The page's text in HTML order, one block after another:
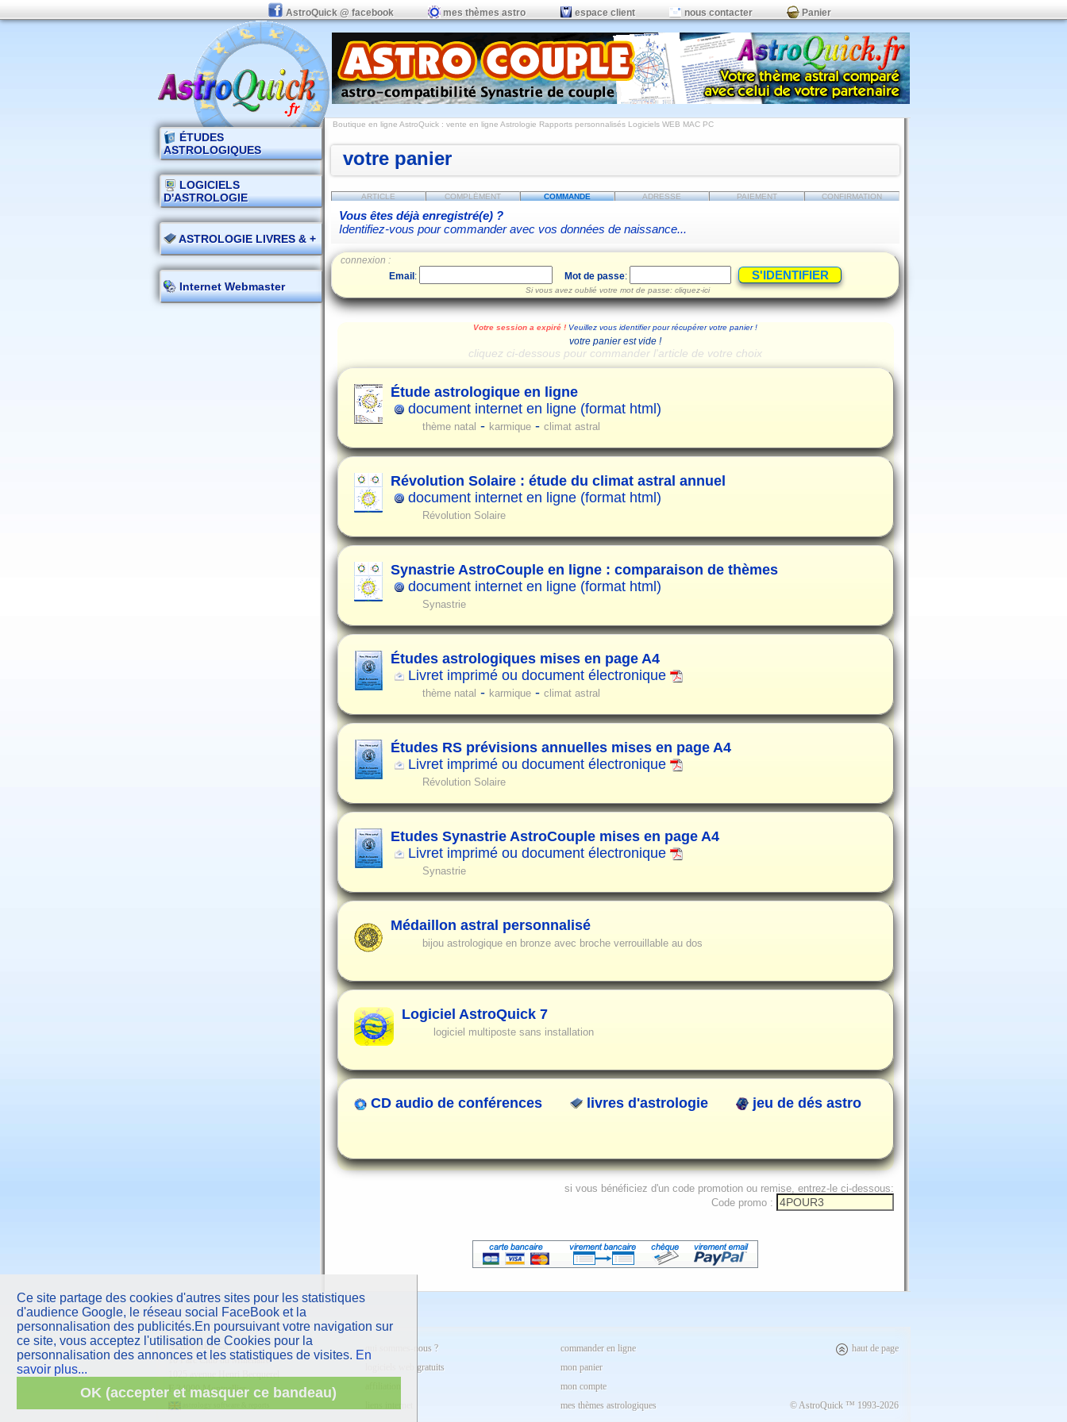
Ce site partage des cookies d'autres sites pour les statistiques
d'audience Google, le réseau social FaceBook et la
personnalisation des publicités.En poursuivant votre navigation sur
ce site, vous acceptez l'utilisation de Cookies pour la
personnalisation des annonces et les statistiques de visites. En
savoir plus...
OK (accepter et masquer ce bandeau)
AstroQuick @ facebook mes thèmes astro espace client nous contacter Panier
ÉTUDES
ASTROLOGIQUES
LOGICIELS
D'ASTROLOGIE
ASTROLOGIE LIVRES & +
Internet Webmaster
Boutique en ligne AstroQuick : vente en ligne Astrologie Rapports personnalisés Logiciels WEB MAC PC
votre panier
ARTICLE COMPLÉMENT COMMANDE ADRESSE PAIEMENT CONFIRMATION
Vous êtes déjà enregistré(e) ?
Identifiez-vous pour commander avec vos données de naissance...
connexion :
Email : Mot de passe:
Si vous avez oublié votre mot de passe: cliquez-ici
Votre session a expiré ! Veuillez vous identifier pour récupérer votre panier !
votre panier est vide !
cliquez ci-dessous pour commander l'article de votre choix
Étude astrologique en ligne
document internet en ligne (format html)
thème natal - karmique- climat astral
Révolution Solaire : étude du climat astral annuel
document internet en ligne (format html)
Révolution Solaire
Synastrie AstroCouple en ligne : comparaison de thèmes
document internet en ligne (format html)
Synastrie
Études astrologiques mises en page A4
Livret imprimé ou document électronique
thème natal - karmique- climat astral
Études RS prévisions annuelles mises en page A4
Livret imprimé ou document électronique
Révolution Solaire
Etudes Synastrie AstroCouple mises en page A4
Livret imprimé ou document électronique
Synastrie
Médaillon astral personnalisé
bijou astrologique en bronze avec broche verrouillable au dos
Logiciel AstroQuick 7
logiciel multiposte sans installation
CD audio de conférences livres d'astrologie jeu de dés astro
si vous bénéficiez d'un code promotion ou remise, entrez-le ci-dessous:
Code promo :
AstroQuicksarl
10 Parc Club du Millénaire
1025 avenue Henri Becquerel
F 34000 Montpellier
qui sommes-nous ?
logiciels web gratuits
commander en ligne
mon panier
mon compte
mes thèmes astrologiques
haut de page
© AstroQuick ™ 1993-2026